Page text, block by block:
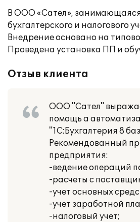
В ООО «Сател», занимающаяся
бухгалтерского и налогового
Внедрение основано на
Проведена установка ПП и
Отзыв клиента
ООО "Сател"
помощь а
"1С:Бухгалтерия 8
Рекомендованный
предприятия:
-ведение операций
-расчеты с
-учет основных
-учет заработной
-налоговый учет;